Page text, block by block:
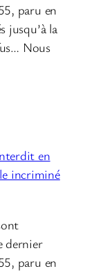
paru en
jusqu’à la
Nous
en
incriminé
dernier
paru en